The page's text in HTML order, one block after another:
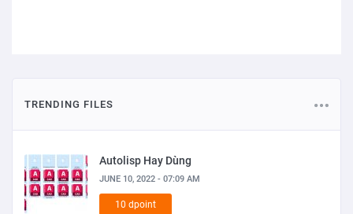
TRENDING FILES
Autolisp Hay Dùng
JUNE 10, 2022 - 07:09 AM
10 dpoint